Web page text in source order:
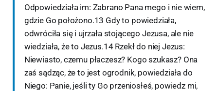
Odpowiedziała im: Zabrano Pana mego i nie wiem,
gdzie Go położono.13 Gdy to powiedziała,
odwróciła się i ujrzała stojącego Jezusa, ale nie
wiedziała, że to Jezus.14 Rzekł do niej Jezus:
Niewiasto, czemu płaczesz? Kogo szukasz? Ona
zaś sądząc, że to jest ogrodnik, powiedziała do
Niego: Panie, jeśli ty Go przeniosłeś, powiedz mi,